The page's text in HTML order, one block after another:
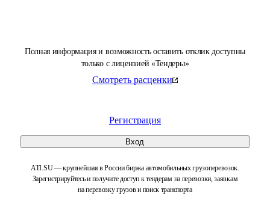
Полная информация и возможность оставить отклик доступны
только с лицензией «Тендеры»
Смотреть расценки
Регистрация
Вход
ATI.SU — крупнейшая в России биржа автомобильных грузоперевозок.
Зарегистрируйтесь и получите доступ к тендерам на перевозки, заявкам
на перевозку грузов и поиск транспорта